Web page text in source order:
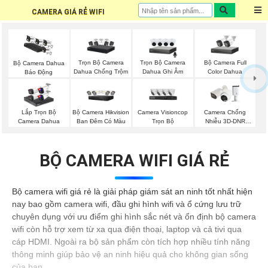
CAMERA GIÁ RẺ WIFI
Bộ Camera Dahua
Báo Động
Trọn Bộ Camera
Dahua Chống Trộm
Trọn Bộ Camera
Dahua Ghi Âm
Bộ Camera Full
Color Dahua
Lắp Trọn Bộ
Camera Dahua
Bộ Camera Hikvision
Ban Đêm Có Màu
Camera Visioncop
Trọn Bộ
Camera Chống
Nhiễu 3D-DNR
BỘ CAMERA WIFI GIÁ RẺ
Bộ camera wifi giá rẻ là giải pháp giám sát an ninh tốt nhất hiện
nay bao gồm camera wifi, đầu ghi hình wifi và ổ cứng lưu trữ
chuyên dụng với ưu điểm ghi hình sắc nét và ổn định bộ camera
wifi còn hỗ trợ xem từ xa qua điện thoại, laptop và cả tivi qua
cáp HDMI. Ngoài ra bộ sản phẩm còn tích hợp nhiều tính năng
thông minh giúp bảo vệ an ninh hiệu quả cho không gian sống